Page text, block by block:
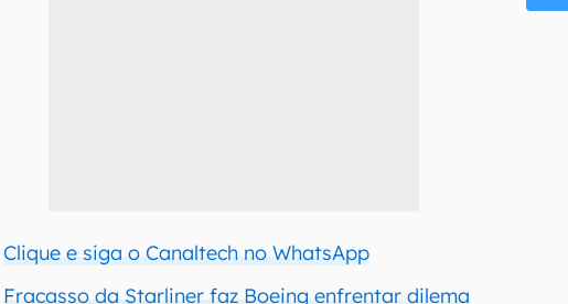
Clique e siga o Canaltech no WhatsApp
Fracasso da Starliner faz Boeing enfrentar dilema